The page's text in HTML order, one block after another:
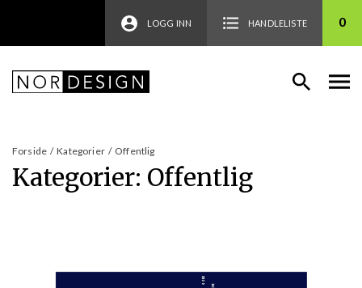
LOGG INN HANDLELISTE 0
Forside / Kategorier / Offentlig
Kategorier: Offentlig